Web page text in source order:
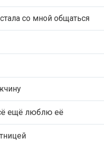
со мной общаться
ещё люблю её